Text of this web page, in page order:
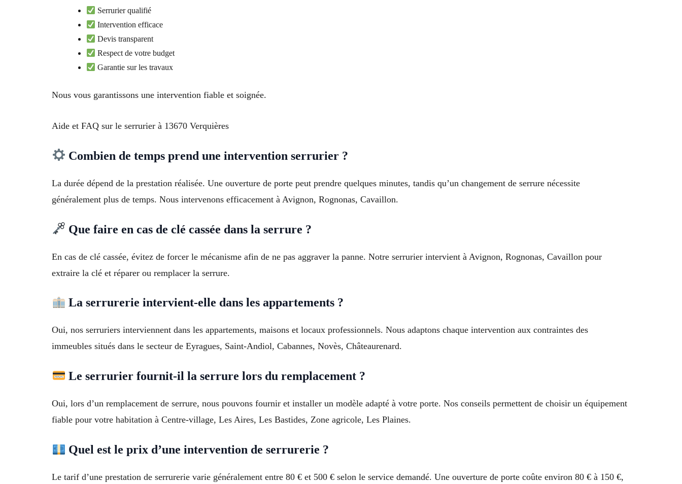
Serrurier qualifié
Intervention efficace
Devis transparent
Respect de votre budget
Garantie sur les travaux
Nous vous garantissons une intervention fiable et soignée.
Aide et FAQ sur le serrurier à 13670 Verquières
Combien de temps prend une intervention serrurier ?
La durée dépend de la prestation réalisée. Une ouverture de porte peut prendre quelques minutes, tandis qu’un changement de serrure nécessite
généralement plus de temps. Nous intervenons efficacement à Avignon, Rognonas, Cavaillon.
Que faire en cas de clé cassée dans la serrure ?
En cas de clé cassée, évitez de forcer le mécanisme afin de ne pas aggraver la panne. Notre serrurier intervient à Avignon, Rognonas, Cavaillon pour
extraire la clé et réparer ou remplacer la serrure.
La serrurerie intervient-elle dans les appartements ?
Oui, nos serruriers interviennent dans les appartements, maisons et locaux professionnels. Nous adaptons chaque intervention aux contraintes des
immeubles situés dans le secteur de Eyragues, Saint-Andiol, Cabannes, Novès, Châteaurenard.
Le serrurier fournit-il la serrure lors du remplacement ?
Oui, lors d’un remplacement de serrure, nous pouvons fournir et installer un modèle adapté à votre porte. Nos conseils permettent de choisir un équipement
fiable pour votre habitation à Centre-village, Les Aires, Les Bastides, Zone agricole, Les Plaines.
Quel est le prix d’une intervention de serrurerie ?
Le tarif d’une prestation de serrurerie varie généralement entre 80 € et 500 € selon le service demandé. Une ouverture de porte coûte environ 80 € à 150 €,